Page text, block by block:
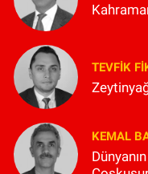
TEVFIK
KEMAL